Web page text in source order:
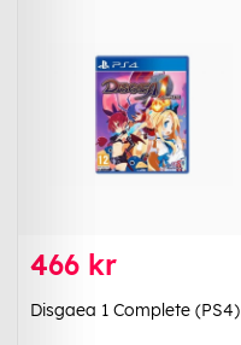
466 kr
Disgaea 1 Complete (PS4)